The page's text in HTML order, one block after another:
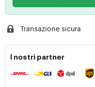
Transazione sicura
I nostri partner